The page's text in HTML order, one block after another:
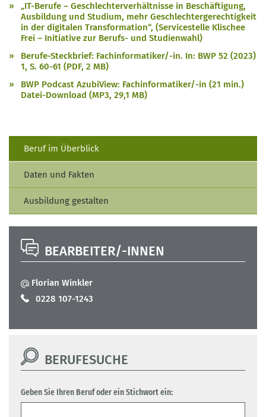
„IT-Berufe – Geschlechterverhältnisse in Beschäftigung,
Ausbildung und Studium, mehr Geschlechtergerechtigkeit
in der digitalen Transformation“, (Servicestelle Klischee
Frei – Initiative zur Berufs- und Studienwahl)
Berufe-Steckbrief: Fachinformatiker/-in. In: BWP 52 (2023)
1, S. 60-61 (PDF, 2 MB)
BWP Podcast AzubiView: Fachinformatiker/-in (21 min.)
Datei-Download (MP3, 29,1 MB)
Beruf im Überblick
Daten und Fakten
Ausbildung gestalten
BEARBEITER/-INNEN
Florian Winkler
0228 107-1243
BERUFESUCHE
Geben Sie Ihren Beruf oder ein Stichwort ein: